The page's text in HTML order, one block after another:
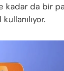
da bir